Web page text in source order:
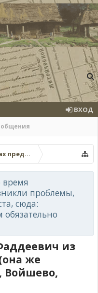
ВХОД
предков (поисковые
время
проблемы,
сюда:
из
же
Войшево,